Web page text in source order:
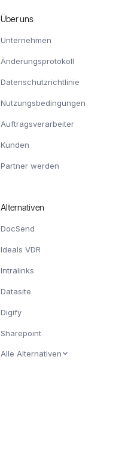
Über uns
Unternehmen
Änderungsprotokoll
Datenschutzrichtlinie
Nutzungsbedingungen
Auftragsverarbeiter
Kunden
Partner werden
Alternativen
DocSend
Ideals VDR
Intralinks
Datasite
Digify
Sharepoint
Alle Alternativen